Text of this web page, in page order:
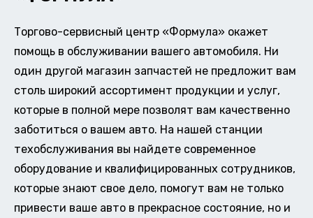
Торгово-сервисный центр «Формула» окажет
помощь в обслуживании вашего автомобиля. Ни
один другой магазин запчастей не предложит вам
столь широкий ассортимент продукции и услуг,
которые в полной мере позволят вам качественно
заботиться о вашем авто. На нашей станции
техобслуживания вы найдете современное
оборудование и квалифицированных сотрудников,
которые знают свое дело, помогут вам не только
привести ваше авто в прекрасное состояние, но и